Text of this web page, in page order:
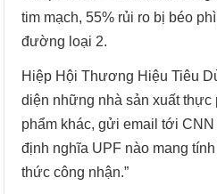
tim mạch, 55% rủi ro bị béo
đường loại 2.
Hiệp Hội Thương Hiệu Tiêu
diện những nhà sản xuất thực
phẩm khác, gửi email tới CNN
định nghĩa UPF nào mang
thức công nhận.”